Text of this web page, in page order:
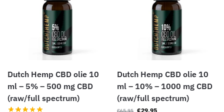
Dutch Hemp CBD olie 10
ml – 5% – 500 mg CBD
(raw/full spectrum)
Dutch Hemp CBD olie 10
ml – 10% – 1000 mg CBD
(raw/full spectrum)
€65,95 €29,95